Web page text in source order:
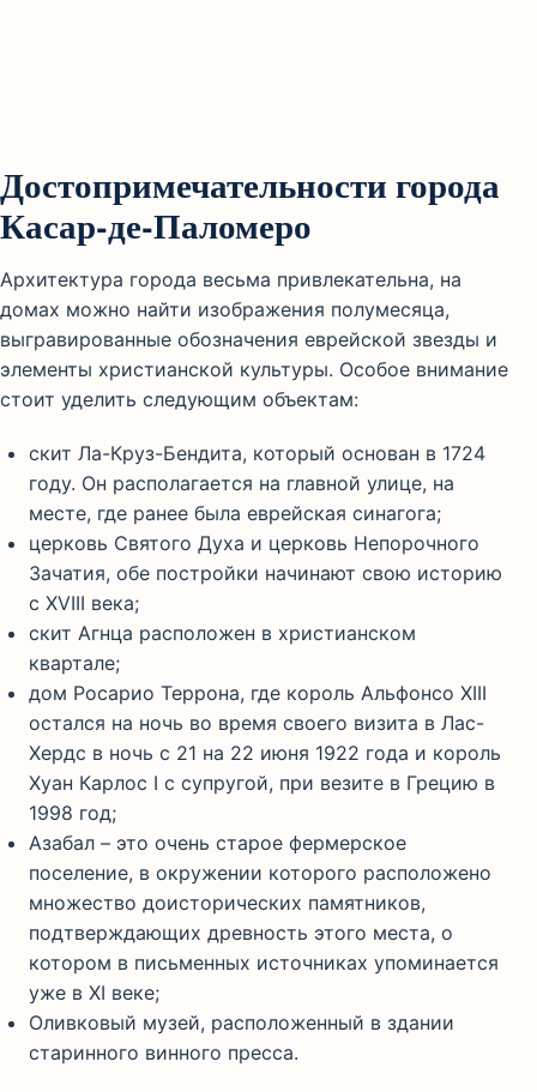
Достопримечательности города
Касар-де-Паломеро
Архитектура города весьма привлекательна, на
домах можно найти изображения полумесяца,
выгравированные обозначения еврейской звезды и
элементы христианской культуры. Особое внимание
стоит уделить следующим объектам:
скит Ла-Круз-Бендита, который основан в 1724
году. Он располагается на главной улице, на
месте, где ранее была еврейская синагога;
церковь Святого Духа и церковь Непорочного
Зачатия, обе постройки начинают свою историю
с XVIII века;
скит Агнца расположен в христианском
квартале;
дом Росарио Террона, где король Альфонсо XIII
остался на ночь во время своего визита в Лас-
Хердс в ночь с 21 на 22 июня 1922 года и король
Хуан Карлос I с супругой, при везите в Грецию в
1998 год;
Азабал – это очень старое фермерское
поселение, в окружении которого расположено
множество доисторических памятников,
подтверждающих древность этого места, о
котором в письменных источниках упоминается
уже в XI веке;
Оливковый музей, расположенный в здании
старинного винного пресса.